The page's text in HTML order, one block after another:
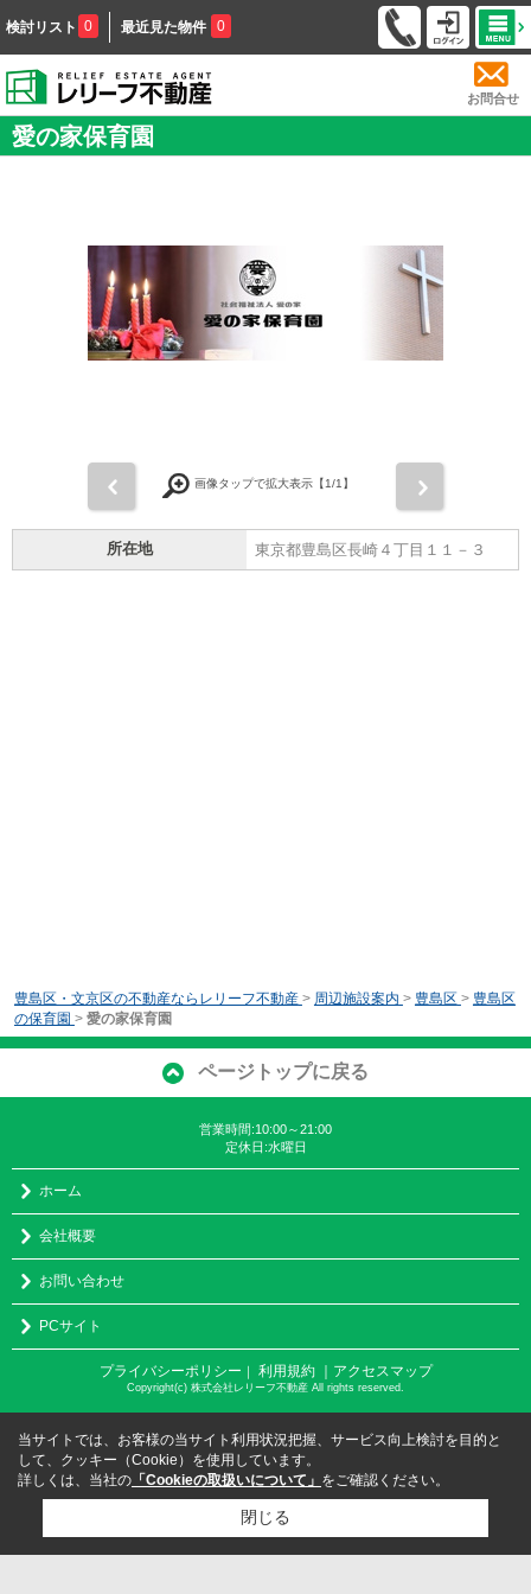
検討リスト 0 最近見た物件 0
お問合せ
愛の家保育園
画像タップで拡大表示【1/1】
所在地 東京都豊島区長崎４丁目１１－３
豊島区・文京区の不動産ならレリーフ不動産 > 周辺施設案内 > 豊島区 > 豊島区
の保育園 > 愛の家保育園
ページトップに戻る
営業時間:10:00～21:00
定休日:水曜日
ホーム
会社概要
お問い合わせ
PCサイト
プライバシーポリシー ｜ 利用規約 ｜アクセスマップ
Copyright(c) 株式会社レリーフ不動産 All rights reserved.
当サイトでは、お客様の当サイト利用状況把握、サービス向上検討を目的と
して、クッキー（Cookie）を使用しています。
詳しくは、当社の 「Cookieの取扱いについて」 をご確認ください。
閉じる